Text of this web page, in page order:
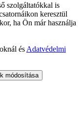
szolgáltatókkal is
keresztül
ha Ön már használja
és Adatvédelmi
módosítása